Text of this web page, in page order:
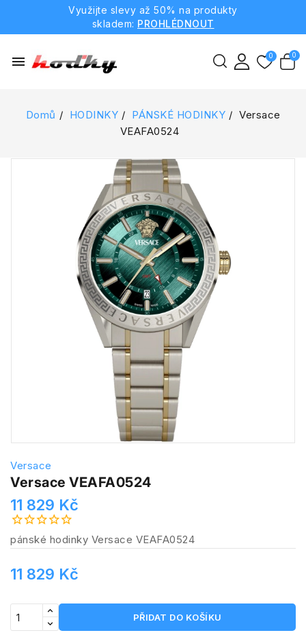
Využijte slevy až 50% na produkty
skladem: PROHLÉDNOUT
menu
Domů HODINKY PÁNSKÉ HODINKY
Versace
VEAFA0524
Versace
Versace VEAFA0524
11 829 Kč
pánské hodinky Versace VEAFA0524
11 829 Kč
PŘIDAT DO KOŠÍKU